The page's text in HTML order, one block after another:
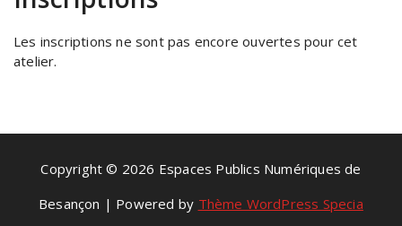
Les inscriptions ne sont pas encore ouvertes pour cet
atelier.
Copyright © 2026 Espaces Publics Numériques de
Besançon | Powered by Thème WordPress Specia